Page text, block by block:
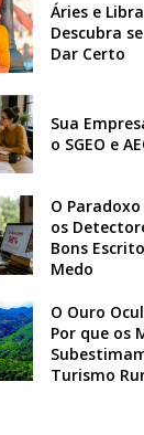
Áries e
Descubra
Dar Certo
Sua
o SGEO e
O
os
Bons
Medo
O Ouro
Por que os
Turismo